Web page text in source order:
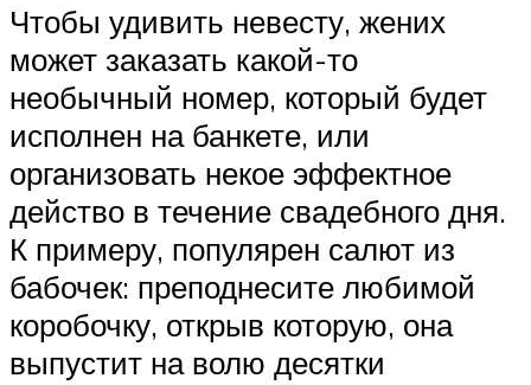
Чтобы удивить невесту, жених
может заказать какой-то
необычный номер, который будет
исполнен на банкете, или
организовать некое эффектное
действо в течение свадебного дня.
К примеру, популярен салют из
бабочек: преподнесите любимой
коробочку, открыв которую, она
выпустит на волю десятки